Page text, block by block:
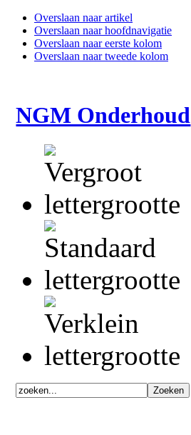
Overslaan naar artikel
Overslaan naar hoofdnavigatie
Overslaan naar eerste kolom
Overslaan naar tweede kolom
NGM Onderhoud